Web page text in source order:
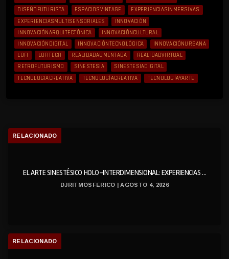
DISEÑOFUTURISTA
ESPACIOSVINTAGE
EXPERIENCIASINMERSIVAS
EXPERIENCIASMULTISENSORIALES
INNOVACIÓN
INNOVACIÓNARQUITECTÓNICA
INNOVACIÓNCULTURAL
INNOVACIÓNDIGITAL
INNOVACIÓNTECNOLÓGICA
INNOVACIÓNURBANA
LOFI
LOFITECH REALIDADAUMENTADA
REALIDADVIRTUAL
RETROFUTURISMO
SINESTESIA
SINESTESIADIGITAL
TECNOLOGIACREATIVA
TECNOLOGÍACREATIVA TECNOLOGÍAYARTE
RELACIONADO
EL ARTE SINESTÉSICO HOLO-INTERDIMENSIONAL: EXPERIENCIAS ...
DJRITMOSFERICO | AGOSTO 4, 2026
RELACIONADO